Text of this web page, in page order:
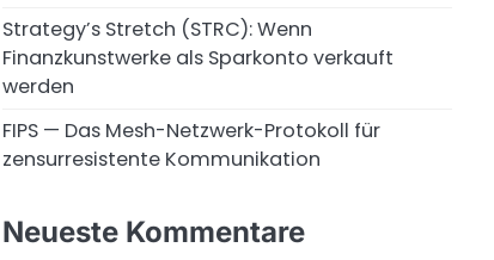
Strategy’s Stretch (STRC): Wenn
Finanzkunstwerke als Sparkonto verkauft
werden
FIPS — Das Mesh-Netzwerk-Protokoll für
zensurresistente Kommunikation
Neueste Kommentare